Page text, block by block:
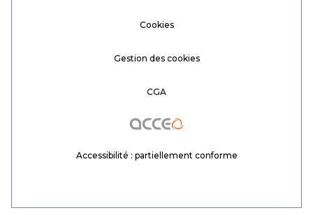
Cookies
Gestion des cookies
CGA
Accessibilité : partiellement conforme